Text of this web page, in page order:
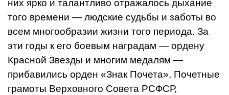
них ярко и талантливо отражалось дыхание
того времени — людские судьбы и заботы во
всем многообразии жиз­ни того периода. За
эти годы к его боевым наградам — ордену
Красной Звезды и многим медалям —
прибавились орден «Знак Почета», По­четные
грамоты Верховного Сове­та РСФСР,